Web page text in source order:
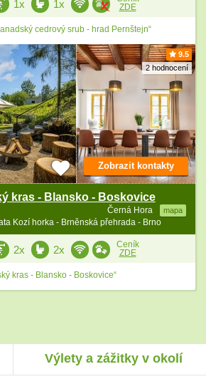
1x 1x
ZDE
cedrový srub - hrad Pernštejn“
9.5
2 hodnocení
kras - Blansko - Boskovice
Černá Hora mapa
Kozí horka - Brněnská přehrada - Brno
Zobrazit kontakty
2x 2x
Ceník
ZDE
kras - Blansko - Boskovice“
Výlety a zážitky v okolí